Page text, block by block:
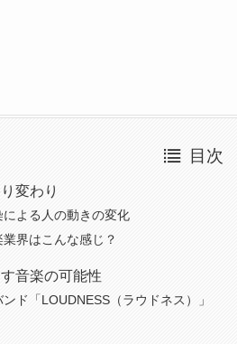
目次
変わり
による人の動きの変化
界はこんな感じ？
音楽の可能性
ド「LOUDNESS（ラウドネス）」